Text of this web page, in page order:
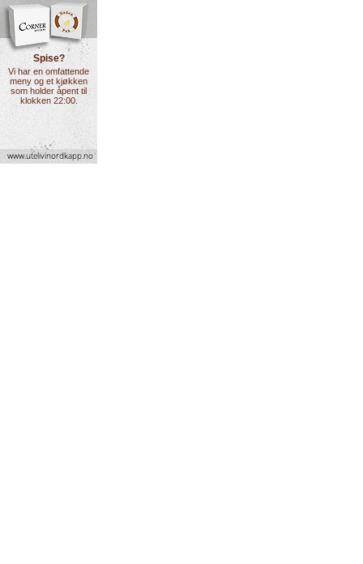
Spise?
Vi har en omfattende
meny og et kjøkken
som holder åpent til
klokken 22:00.